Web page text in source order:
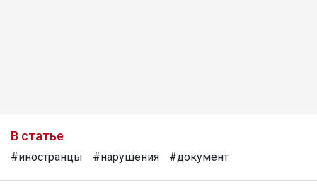
В статье
#иностранцы #нарушения #документ